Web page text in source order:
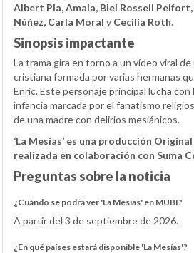
Albert Pla, Amaia, Biel Rossell Pelfort,
Núñez, Carla Moral y Cecilia Roth.
Sinopsis impactante
La trama gira en torno a un vídeo viral
cristiana formada por varias hermanas
Enric. Este personaje principal lucha con
infancia marcada por el fanatismo
de una madre con delirios mesiánicos.
‘La Mesías’ es una producción
realizada en colaboración con Suma
Preguntas sobre la noticia
¿Cuándo se podrá ver 'La Mesías' en MUBI?
A partir del 3 de septiembre de 2026.
¿En qué países estará disponible 'La Mesías'?